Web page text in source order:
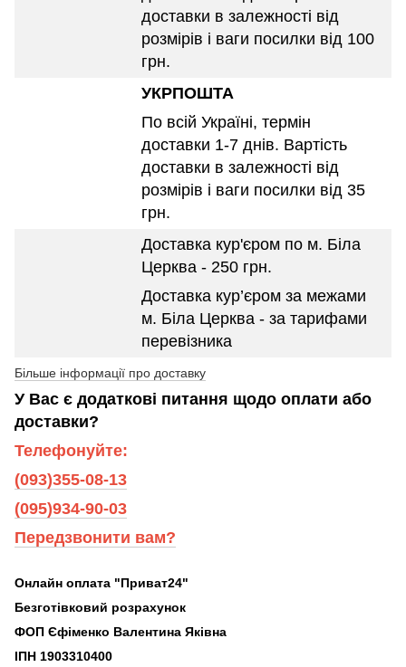
доставки в залежності від
розмірів і ваги посилки від 100
грн.
УКРПОШТА
По всій Україні, термін
доставки 1-7 днів. Вартість
доставки в залежності від
розмірів і ваги посилки від 35
грн.
Доставка кур'єром по м. Біла
Церква - 250 грн.
Доставка кур’єром за межами
м. Біла Церква - за тарифами
перевізника
Більше інформації про доставку
У Вас є додаткові питання щодо оплати або
доставки?
Телефонуйте:
(093)355-08-13
(095)934-90-03
Передзвонити вам?
Онлайн оплата "Приват24"
Безготівковий розрахунок
ФОП Єфіменко Валентина Яківна
ІПН 1903310400